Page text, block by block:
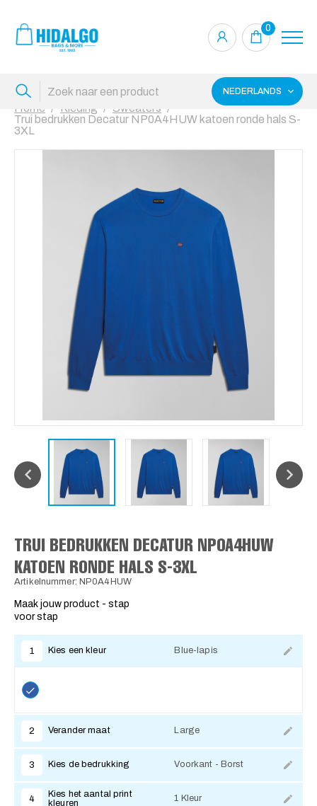
0
NEDERLANDS
Home Kleding
Sweaters
Trui bedrukken Decatur NP0A4HUW katoen ronde hals S-
3XL
TRUI BEDRUKKEN DECATUR NP0A4HUW
KATOEN RONDE HALS S-3XL
Artikelnummer: NP0A4HUW
Maak jouw product - stap
voor stap
1 Kies een kleur Blue-lapis
2 Verander maat Large
3 Kies de bedrukking Voorkant - Borst
4
Kies het aantal print
kleuren
1 Kleur